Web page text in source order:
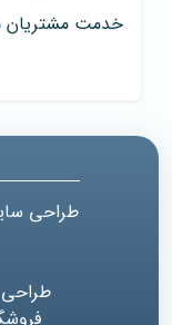
خدمت مشتریان
طراحی